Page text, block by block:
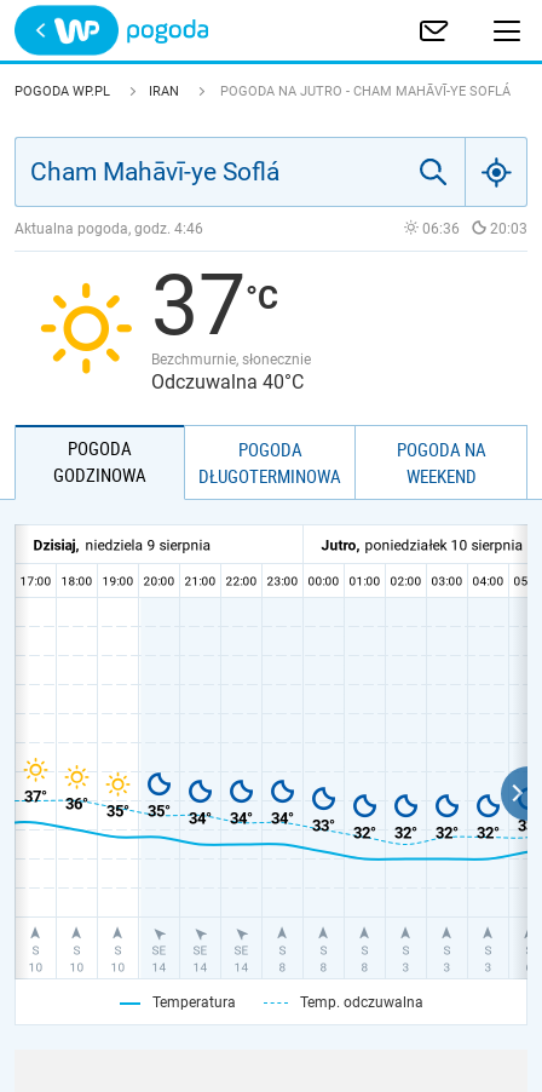
Trwa ładowanie
POLSKA
JAKOŚĆ POWIETRZA
POGODA WP.PL IRAN POGODA NA JUTRO - CHAM MAHĀVĪ-YE SOFLÁ
Aktualna pogoda, godz. 4:46 06:36 20:03
37
Bezchmurnie, słonecznie
Odczuwalna 40°C
POGODA
GODZINOWA
POGODA
DŁUGOTERMINOWA
POGODA NA
WEEKEND
Temperatura Temp. odczuwalna